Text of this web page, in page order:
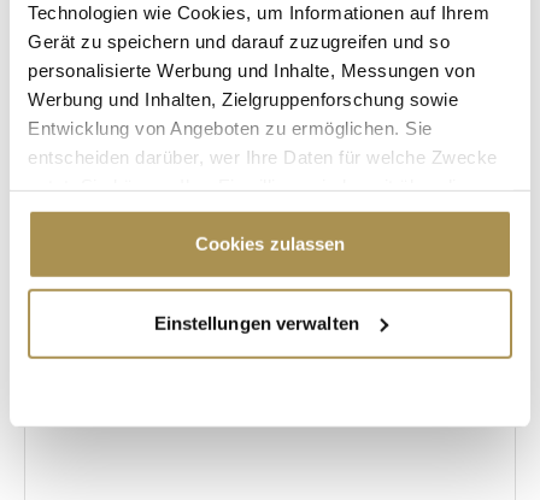
Technologien wie Cookies, um Informationen auf Ihrem
Gerät zu speichern und darauf zuzugreifen und so
personalisierte Werbung und Inhalte, Messungen von
Werbung und Inhalten, Zielgruppenforschung sowie
Entwicklung von Angeboten zu ermöglichen. Sie
entscheiden darüber, wer Ihre Daten für welche Zwecke
Cookie-Erklärung oder durch Klicken auf das Privacy
Trigger Symbol ändern oder widerrufen
Informationen über Ihre geografische Lage
erfassen, welche bis auf einige Meter genau sein
Cookies zulassen
Einstellungen verwalten
ALEXANDER ZVEREV
GOLDEN RACKET CLUB BY KÄFER
PHILIPP KOHLSCHREIBER SOPHIA THOMALLA
JUSTIN ENGEL
Kommentar veröffentlichen
Autor:*